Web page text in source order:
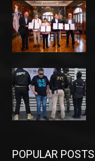
POPULAR POSTS